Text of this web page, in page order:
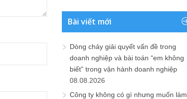
Bài viết mới
Dòng chảy giải quyết vấn đề trong
doanh nghiệp và bài toán “em không
biết” trong vận hành doanh nghiệp
08.08.2026
Công ty không có gì nhưng muốn làm